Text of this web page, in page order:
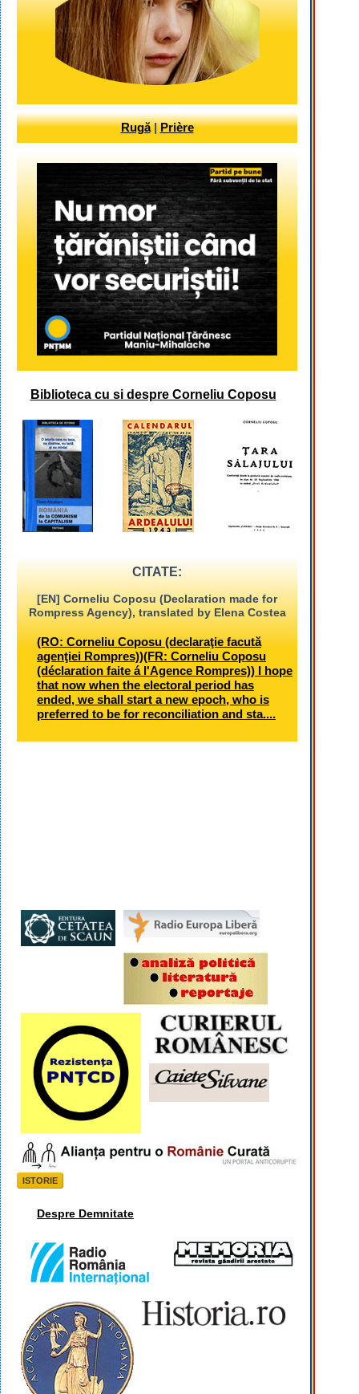
Rugă|Prière
Biblioteca cu si despre Corneliu Coposu
CITATE:
[EN] Corneliu Coposu (Declaration made for
Rompress Agency), translated by Elena Costea
(RO: Corneliu Coposu (declaraţie facută
agenţiei Rompres))(FR: Corneliu Coposu
(déclaration faite á l'Agence Rompres)) I hope
that now when the electoral period has
ended, we shall start a new epoch, who is
preferred to be for reconciliation and sta....
ISTORIE
Despre Demnitate